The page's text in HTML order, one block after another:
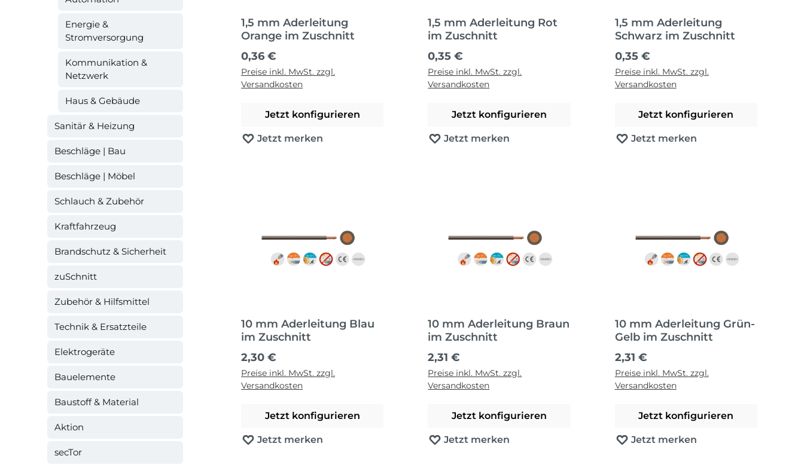
Energie &
Stromversorgung
Kommunikation &
Netzwerk
Haus & Gebäude
Sanitär & Heizung
Beschläge | Bau
Beschläge | Möbel
Schlauch & Zubehör
Kraftfahrzeug
Brandschutz & Sicherheit
zuSchnitt
Zubehör & Hilfsmittel
Technik & Ersatzteile
Elektrogeräte
Bauelemente
Baustoff & Material
Aktion
secTor
1,5 mm Aderleitung
Orange im Zuschnitt
Regulärer Preis:
0,36 €
Preise inkl. MwSt. zzgl.
Versandkosten
Jetzt konfigurieren
Jetzt merken
1,5 mm Aderleitung Rot
im Zuschnitt
Regulärer Preis:
0,35 €
Preise inkl. MwSt. zzgl.
Versandkosten
Jetzt konfigurieren
Jetzt merken
1,5 mm Aderleitung
Schwarz im Zuschnitt
Regulärer Preis:
0,35 €
Preise inkl. MwSt. zzgl.
Versandkosten
Jetzt konfigurieren
Jetzt merken
10 mm Aderleitung Blau
im Zuschnitt
Regulärer Preis:
2,30 €
Preise inkl. MwSt. zzgl.
Versandkosten
Jetzt konfigurieren
Jetzt merken
10 mm Aderleitung Braun
im Zuschnitt
Regulärer Preis:
2,31 €
Preise inkl. MwSt. zzgl.
Versandkosten
Jetzt konfigurieren
Jetzt merken
10 mm Aderleitung Grün-
Gelb im Zuschnitt
Regulärer Preis:
2,31 €
Preise inkl. MwSt. zzgl.
Versandkosten
Jetzt konfigurieren
Jetzt merken